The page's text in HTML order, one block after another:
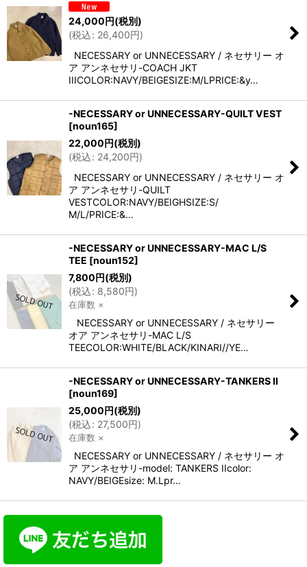
24,000円(税別)
(税込: 26,400円)
NECESSARY or UNNECESSARY / ネセサリー オ
ア アンネセサリ-COACH JKT
IIICOLOR:NAVY/BEIGESIZE:M/LPRICE:&y…
-NECESSARY or UNNECESSARY-QUILT VEST
[noun165]
22,000円(税別)
(税込: 24,200円)
NECESSARY or UNNECESSARY / ネセサリー オ
ア アンネセサリ-QUILT
VESTCOLOR:NAVY/BEIGHSIZE:S/
M/L/PRICE:&…
-NECESSARY or UNNECESSARY-MAC L/S
TEE [noun152]
7,800円(税別)
(税込: 8,580円)
在庫数 ×
NECESSARY or UNNECESSARY / ネセサリー
オア アンネセサリ-MAC L/S
TEECOLOR:WHITE/BLACK/KINARI//YE…
-NECESSARY or UNNECESSARY-TANKERS II
[noun169]
25,000円(税別)
(税込: 27,500円)
在庫数 ×
NECESSARY or UNNECESSARY / ネセサリー オ
ア アンネセサリ-model: TANKERS IIcolor:
NAVY/BEIGEsize: M.Lpr…